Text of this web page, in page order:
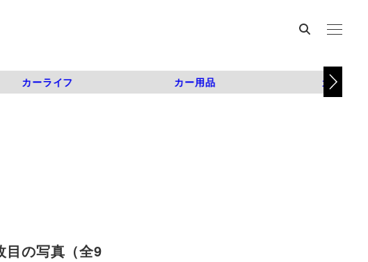
カーライフ カー用品 カスタム
目の写真（全9